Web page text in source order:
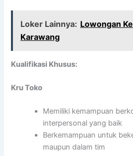
Loker Lainnya: Lowongan
Karawang
Kualifikasi Khusus:
Kru Toko
Memiliki kemampuan
interpersonal yang baik
Berkemampuan untuk
maupun dalam tim